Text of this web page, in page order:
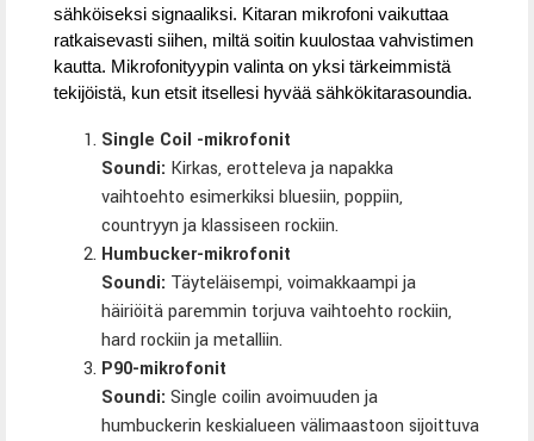
sähköiseksi signaaliksi. Kitaran mikrofoni vaikuttaa
ratkaisevasti siihen, miltä soitin kuulostaa vahvistimen
kautta. Mikrofonityypin valinta on yksi tärkeimmistä
tekijöistä, kun etsit itsellesi hyvää sähkökitarasoundia.
Single Coil -mikrofonit
Soundi: Kirkas, erotteleva ja napakka
vaihtoehto esimerkiksi bluesiin, poppiin,
countryyn ja klassiseen rockiin.
Humbucker-mikrofonit
Soundi: Täyteläisempi, voimakkaampi ja
häiriöitä paremmin torjuva vaihtoehto rockiin,
hard rockiin ja metalliin.
P90-mikrofonit
Soundi: Single coilin avoimuuden ja
humbuckerin keskialueen välimaastoon sijoittuva